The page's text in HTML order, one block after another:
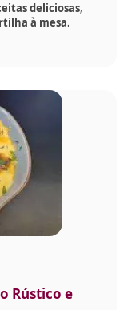
deliciosas,
à mesa.
Rústico e